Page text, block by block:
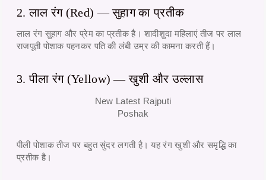
2. लाल रंग (Red) — सुहाग का प्रतीक
लाल रंग सुहाग और प्रेम का प्रतीक है। शादीशुदा महिलाएं तीज पर लाल
राजपूती पोशाकपहनकर पति की लंबी उम्र की कामना करती हैं।
3. पीला रंग (Yellow) — खुशी और उल्लास
New Latest Rajputi
Poshak
पीली पोशाक तीज पर बहुत सुंदर लगती है। यह रंग खुशी और समृद्धि का
प्रतीक है।